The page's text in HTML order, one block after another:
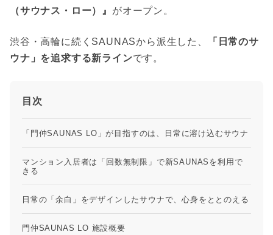
（サウナス・ロー）』 がオープン。
渋谷・高輪に続くSAUNASから派生した、
「日常のサ
ウナ」を追求する新ラインです。
目次
「門仲SAUNAS LO」が目指すのは、日常に溶け込むサウナ
マンション入居者は「回数無制限」で新SAUNASを利用で
きる
日常の「余白」をデザインしたサウナで、心身をととのえる
門仲SAUNAS LO 施設概要